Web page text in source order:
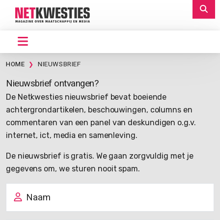
HOME NIEUWSBRIEF
Nieuwsbrief ontvangen?
De Netkwesties nieuwsbrief bevat boeiende
achtergrondartikelen, beschouwingen, columns en
commentaren van een panel van deskundigen o.g.v.
internet, ict, media en samenleving.
De nieuwsbrief is gratis. We gaan zorgvuldig met je
gegevens om, we sturen nooit spam.
Naam